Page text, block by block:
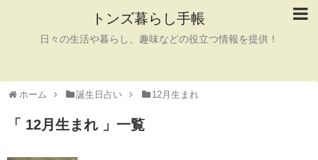
トンズ暮らし手帳
日々の生活や暮らし、趣味などの役立つ情報を提供！
ホーム 誕生日占い 12月生まれ
「 12月生まれ 」一覧